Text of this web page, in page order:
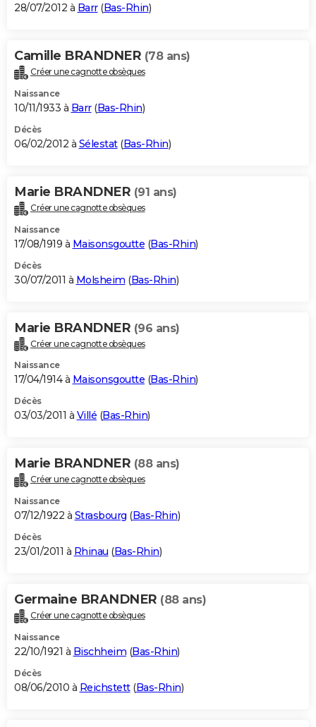
28/07/2012 à Barr(Bas-Rhin)
Camille BRANDNER (78 ans)
Créer une cagnotte obsèques
Naissance
10/11/1933 à Barr(Bas-Rhin)
Décès
06/02/2012 à Sélestat(Bas-Rhin)
Marie BRANDNER (91 ans)
Créer une cagnotte obsèques
Naissance
17/08/1919 à Maisonsgoutte (Bas-Rhin)
Décès
30/07/2011 à Molsheim (Bas-Rhin)
Marie BRANDNER (96 ans)
Créer une cagnotte obsèques
Naissance
17/04/1914 à Maisonsgoutte (Bas-Rhin)
Décès
03/03/2011 à Villé (Bas-Rhin)
Marie BRANDNER (88 ans)
Créer une cagnotte obsèques
Naissance
07/12/1922 à Strasbourg (Bas-Rhin)
Décès
23/01/2011 à Rhinau (Bas-Rhin)
Germaine BRANDNER (88 ans)
Créer une cagnotte obsèques
Naissance
22/10/1921 à Bischheim (Bas-Rhin)
Décès
08/06/2010 à Reichstett(Bas-Rhin)